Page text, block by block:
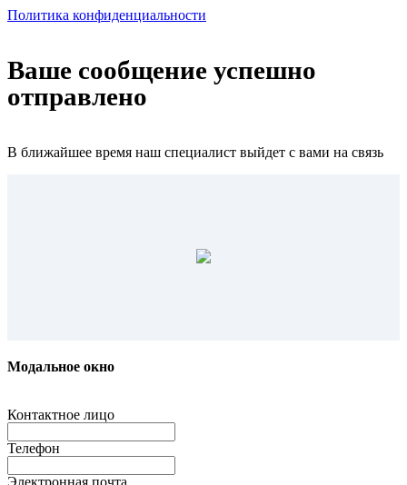
Политика конфиденциальности
Ваше сообщение успешно
отправлено
В ближайшее время наш специалист выйдет с вами на связь
Модальное окно
Контактное лицо
Телефон